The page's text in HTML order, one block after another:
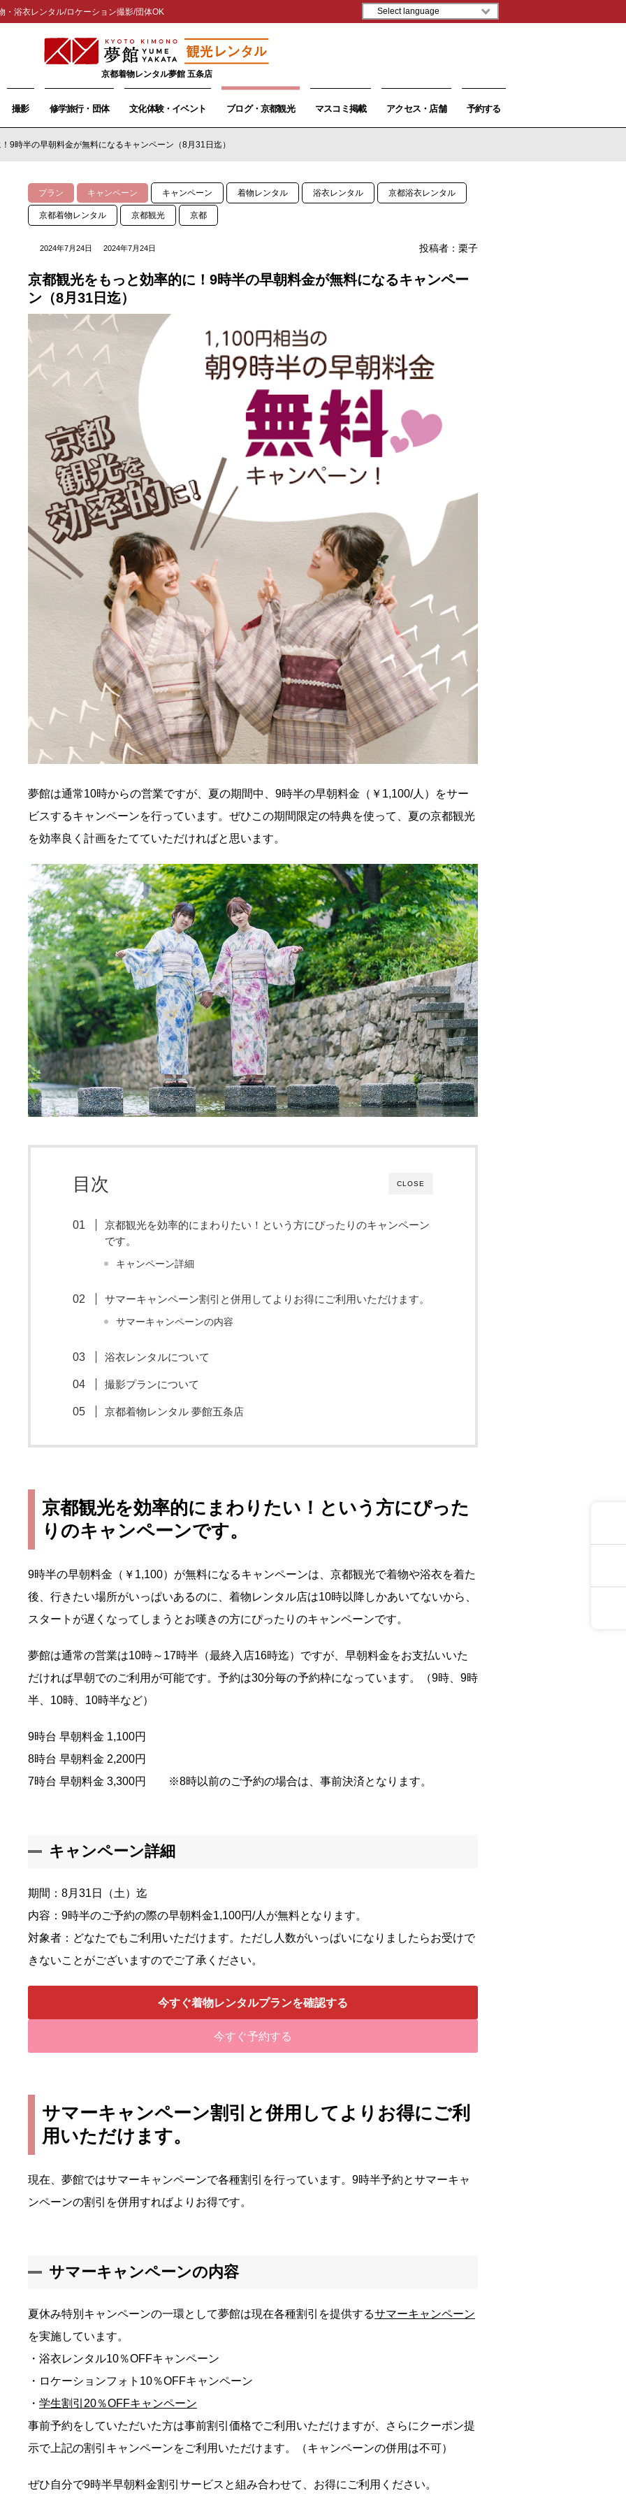
・浴衣レンタル/ロケーション撮影/団体OK
京都着物レンタル夢館 五条店
撮影 修学旅行・団体 文化体験・イベント ブログ・京都観光 マスコミ掲載 アクセス・店舗 予約する
9時半の早朝料金が無料になるキャンペーン（8月31日迄）
プラン キャンペーン キャンペーン 着物レンタル 浴衣レンタル 京都浴衣レンタル
京都着物レンタル 京都観光 京都
2024年7月24日 2024年7月24日 投稿者： 栗子
京都観光をもっと効率的に！9時半の早朝料金が無料になるキャンペー
ン（8月31日迄）
夢館は通常10時からの営業ですが、夏の期間中、9時半の早朝料金（￥1,100/人）をサー
ビスするキャンペーンを行っています。ぜひこの期間限定の特典を使って、夏の京都観光
を効率良く計画をたてていただければと思います。
CLOSE
目次
京都観光を効率的にまわりたい！という方にぴったりのキャンペーン
です。
キャンペーン詳細
サマーキャンペーン割引と併用してよりお得にご利用いただけます。
サマーキャンペーンの内容
浴衣レンタルについて
撮影プランについて
京都着物レンタル 夢館五条店
京都観光を効率的にまわりたい！という方にぴった
りのキャンペーンです。
9時半の早朝料金（￥1,100）が無料になるキャンペーンは、京都観光で着物や浴衣を着た
後、行きたい場所がいっぱいあるのに、着物レンタル店は10時以降しかあいてないから、
スタートが遅くなってしまうとお嘆きの方にぴったりのキャンペーンです。
夢館は通常の営業は10時～17時半（最終入店16時迄）ですが、早朝料金をお支払いいた
だければ早朝でのご利用が可能です。予約は30分毎の予約枠になっています。（9時、9時
半、10時、10時半など）
9時台 早朝料金 1,100円
8時台 早朝料金 2,200円
7時台 早朝料金 3,300円 ※8時以前のご予約の場合は、事前決済となります。
キャンペーン詳細
期間：8月31日（土）迄
内容：9時半のご予約の際の早朝料金1,100円/人が無料となります。
対象者：どなたでもご利用いただけます。ただし人数がいっぱいになりましたらお受けで
きないことがございますのでご了承ください。
今すぐ着物レンタルプランを確認する
今すぐ予約する
サマーキャンペーン割引と併用してよりお得にご利
用いただけます。
現在、夢館ではサマーキャンペーンで各種割引を行っています。9時半予約とサマーキャ
ンペーンの割引を併用すればよりお得です。
サマーキャンペーンの内容
夏休み特別キャンペーンの一環として夢館は現在各種割引を提供するサマーキャンペーン
を実施しています。
・浴衣レンタル10％OFFキャンペーン
・ロケーションフォト10％OFFキャンペーン
・ 学生割引20％OFFキャンペーン
事前予約をしていただいた方は事前割引価格でご利用いただけますが、さらにクーポン提
示で上記の割引キャンペーンをご利用いただけます。（キャンペーンの併用は不可）
ぜひ自分で9時半早朝料金割引サービスと組み合わせて、お得にご利用ください。